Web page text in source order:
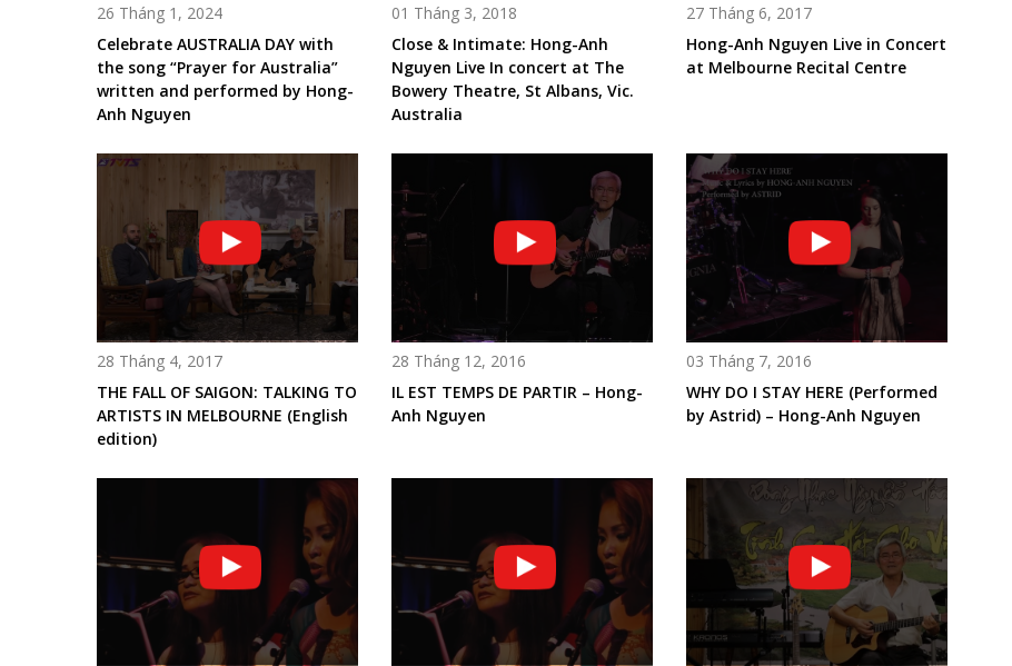
26 Tháng 1, 2024
Celebrate AUSTRALIA DAY with
the song “Prayer for Australia”
written and performed by Hong-
Anh Nguyen
01 Tháng 3, 2018
Close & Intimate: Hong-Anh
Nguyen Live In concert at The
Bowery Theatre, St Albans, Vic.
Australia
27 Tháng 6, 2017
Hong-Anh Nguyen Live in Concert
at Melbourne Recital Centre
28 Tháng 4, 2017
THE FALL OF SAIGON: TALKING TO
ARTISTS IN MELBOURNE (English
edition)
28 Tháng 12, 2016
IL EST TEMPS DE PARTIR – Hong-
Anh Nguyen
03 Tháng 7, 2016
WHY DO I STAY HERE (Performed
by Astrid) – Hong-Anh Nguyen